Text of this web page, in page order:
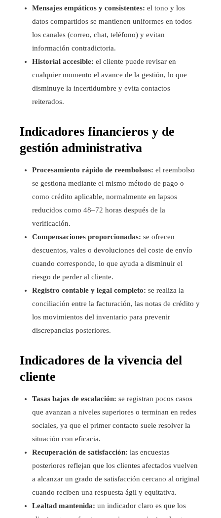
Mensajes empáticos y consistentes: el tono y los
datos compartidos se mantienen uniformes en todos
los canales (correo, chat, teléfono) y evitan
información contradictoria.
Historial accesible: el cliente puede revisar en
cualquier momento el avance de la gestión, lo que
disminuye la incertidumbre y evita contactos
reiterados.
Indicadores financieros y de
gestión administrativa
Procesamiento rápido de reembolsos: el reembolso
se gestiona mediante el mismo método de pago o
como crédito aplicable, normalmente en lapsos
reducidos como 48–72 horas después de la
verificación.
Compensaciones proporcionadas: se ofrecen
descuentos, vales o devoluciones del coste de envío
cuando corresponde, lo que ayuda a disminuir el
riesgo de perder al cliente.
Registro contable y legal completo: se realiza la
conciliación entre la facturación, las notas de crédito y
los movimientos del inventario para prevenir
discrepancias posteriores.
Indicadores de la vivencia del
cliente
Tasas bajas de escalación: se registran pocos casos
que avanzan a niveles superiores o terminan en redes
sociales, ya que el primer contacto suele resolver la
situación con eficacia.
Recuperación de satisfacción: las encuestas
posteriores reflejan que los clientes afectados vuelven
a alcanzar un grado de satisfacción cercano al original
cuando reciben una respuesta ágil y equitativa.
Lealtad mantenida: un indicador claro es que los